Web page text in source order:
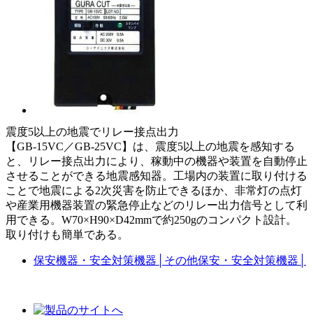
震度5以上の地震でリレー接点出力
【GB-15VC／GB-25VC】は、震度5以上の地震を感知する
と、リレー接点出力により、稼動中の機器や装置を自動停止
させることができる地震感知器。工場内の装置に取り付ける
ことで地震による2次災害を防止できるほか、非常灯の点灯
や産業用機器装置の緊急停止などのリレー出力信号として利
用できる。W70×H90×D42mmで約250gのコンパクト設計。
取り付けも簡単である。
保安機器・安全対策機器 その他保安・安全対策機器